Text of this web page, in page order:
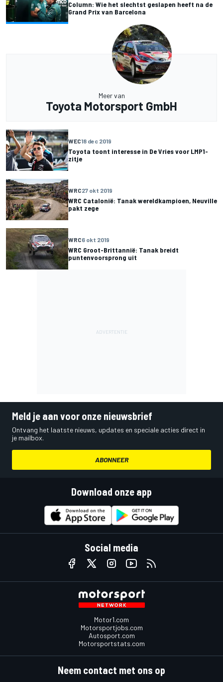
Column: Wie het slechtst geslapen heeft na de
Grand Prix van Barcelona
Meer van
Toyota Motorsport GmbH
WEC18 dec 2019
Toyota toont interesse in De Vries voor LMP1-
zitje
WRC27 okt 2019
WRC Catalonië: Tanak wereldkampioen, Neuville
pakt zege
WRC6 okt 2019
WRC Groot-Brittannië: Tanak breidt
puntenvoorsprong uit
Meld je aan voor onze nieuwsbrief
Ontvang het laatste nieuws, updates en speciale acties direct in
je mailbox.
ABONNEER
Download onze app
Social media
Motor1.com
Motorsportjobs.com
Autosport.com
Motorsportstats.com
Neem contact met ons op